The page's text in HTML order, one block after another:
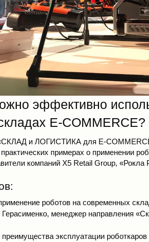
эффективно
E-COMMERCE?
и ЛОГИСТИКА для E-
примерах о применении
компаний X5 Retail Group,
роботов на современных
менеджер направления
эксплуатации роботкаров